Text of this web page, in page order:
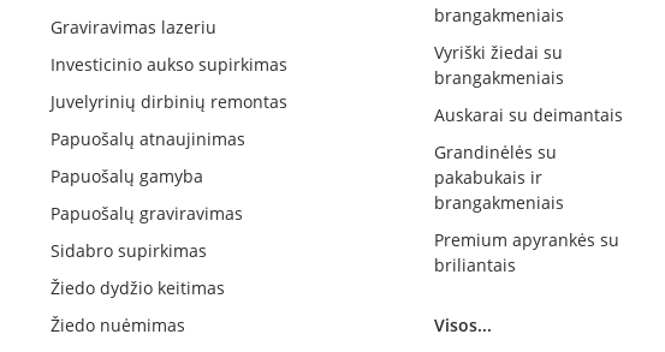
Graviravimas lazeriu
Investicinio aukso supirkimas
Juvelyrinių dirbinių remontas
Papuošalų atnaujinimas
Papuošalų gamyba
Papuošalų graviravimas
Sidabro supirkimas
Žiedo dydžio keitimas
Žiedo nuėmimas
brangakmeniais
Vyriški žiedai su
brangakmeniais
Auskarai su deimantais
Grandinėlės su
pakabukais ir
brangakmeniais
Premium apyrankės su
briliantais
Visos...